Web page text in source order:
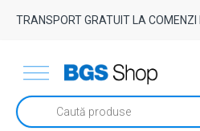
TRANSPORT GRATUIT LA
Products
search